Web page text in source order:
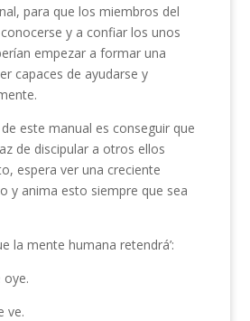
para que los miembros del
y a confiar los unos
empezar a formar una
capaces de ayudarse y
este manual es conseguir que
de discipular a otros ellos
espera ver una creciente
y anima esto siempre que sea
la mente humana retendrá’:
oye.
ve.